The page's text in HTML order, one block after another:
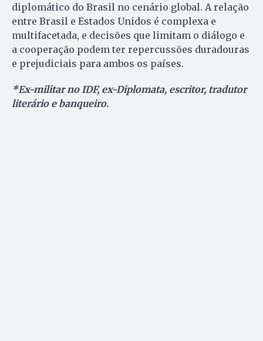
diplomático do Brasil no cenário global. A relação
entre Brasil e Estados Unidos é complexa e
multifacetada, e decisões que limitam o diálogo e
a cooperação podem ter repercussões duradouras
e prejudiciais para ambos os países.
*Ex-militar no IDF, ex-Diplomata, escritor, tradutor
literário e banqueiro.